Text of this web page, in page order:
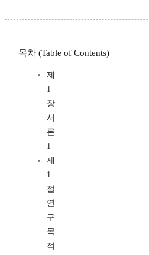
목차 (Table of Contents)
제
1
장
서
론
1
제
1
절
연
구
목
적